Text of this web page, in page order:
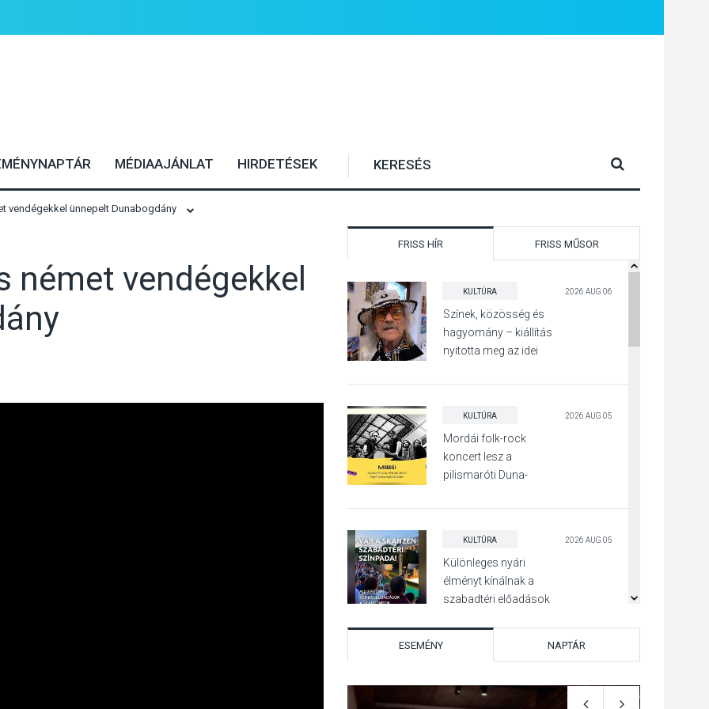
MÉDIAAJÁNLAT HIRDETÉSEK
vendégekkel ünnepelt Dunabogdány
vendégekkel
FRISS HÍR FRISS MŰSOR
KULTÚRA 2026 AUG 06
Színek, közösség és
hagyomány – kiállítás
nyitotta meg az idei
KULTÚRA 2026 AUG 05
Mordái folk-rock
koncert lesz a
pilismaróti Duna-
KULTÚRA 2026 AUG 05
Különleges nyári
élményt kínálnak a
szabadtéri előadások
KÖZÉLET 2026 AUG 05
Szeptembertől
emelkednek a
ESEMÉNY NAPTÁR